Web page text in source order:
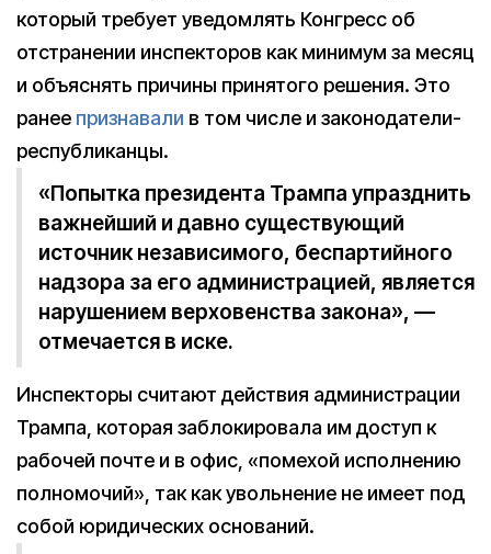
который требует уведомлять Конгресс об
отстранении инспекторов как минимум за месяц
и объяснять причины принятого решения. Это
ранее признавали в том числе и законодатели-
республиканцы.
«Попытка президента Трампа упразднить
важнейший и давно существующий
источник независимого, беспартийного
надзора за его администрацией, является
нарушением верховенства закона», —
отмечается в иске.
Инспекторы считают действия администрации
Трампа, которая заблокировала им доступ к
рабочей почте и в офис, «помехой исполнению
полномочий», так как увольнение не имеет под
собой юридических оснований.